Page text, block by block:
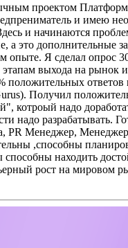
проектом
и имею
и начинаются
это дополнительные
Я сделал
выхода на
положительных
Получил
котроый надо
надо
Менеджер,
,способны
находить
рост на мировом